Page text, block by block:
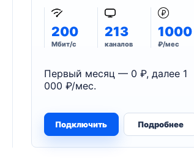
200
Мбит/с
213
каналов
1000
₽/мес
Первый месяц — 0 ₽, далее 1
000 ₽/мес.
Подключить Подробнее